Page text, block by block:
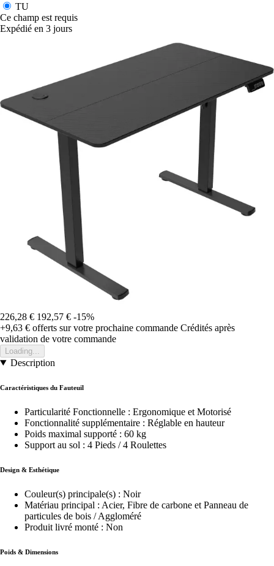
TU
Ce champ est requis
Expédié en 3 jours
226,28 € 192,57 € -15%
+9,63 € offerts sur votre prochaine commande Crédités après
validation de votre commande
Loading...
Description
Caractéristiques du Fauteuil
Particularité Fonctionnelle : Ergonomique et Motorisé
Fonctionnalité supplémentaire : Réglable en hauteur
Poids maximal supporté : 60 kg
Support au sol : 4 Pieds / 4 Roulettes
Design & Esthétique
Couleur(s) principale(s) : Noir
Matériau principal : Acier, Fibre de carbone et Panneau de
particules de bois / Aggloméré
Produit livré monté : Non
Poids & Dimensions